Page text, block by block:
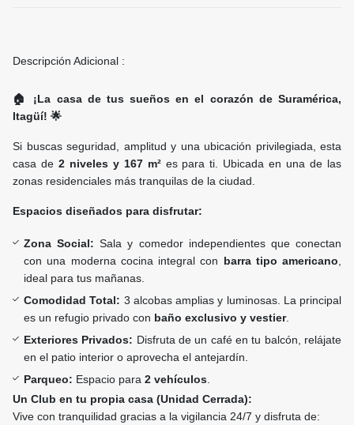
Descripción Adicional :
🏠 ¡La casa de tus sueños en el corazón de Suramérica,
Itagüí! 🌟
Si buscas seguridad, amplitud y una ubicación privilegiada, esta
casa de 2 niveles y 167 m²es para ti. Ubicada en una de las
zonas residenciales más tranquilas de la ciudad.
Espacios diseñados para disfrutar:
Zona Social: Sala y comedor independientes que conectan
con una moderna cocina integral con barra tipo americano
ideal para tus mañanas.
Comodidad Total: 3 alcobas amplias y luminosas. La principal
es un refugio privado con baño exclusivo y vestier.
Exteriores Privados: Disfruta de un café en tu balcón, relájate
en el patio interior o aprovecha el antejardín.
Parqueo: Espacio para 2 vehículos
Un Club en tu propia casa (Unidad Cerrada):
Vive con tranquilidad gracias a la vigilancia 24/7 y disfruta de: